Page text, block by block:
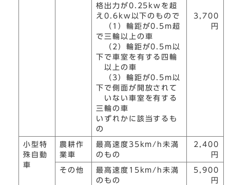
格出力が0.25kwを超
え0.6kw以下のもので
（1）輪距が0.5m超
で三輪以上の車
（2）輪距が0.5m以
下で車室を有する四輪
以上の車
（3）輪距が0.5m以
下で側面が開放されて
いない車室を有する
三輪の車
いずれかに該当するも
の
3,700
円
小型特
殊自動
車
農耕作
業車
最高速度35km/h未満
のもの
2,400
円
その他
最高速度15km/h未満
のもの
5,900
円